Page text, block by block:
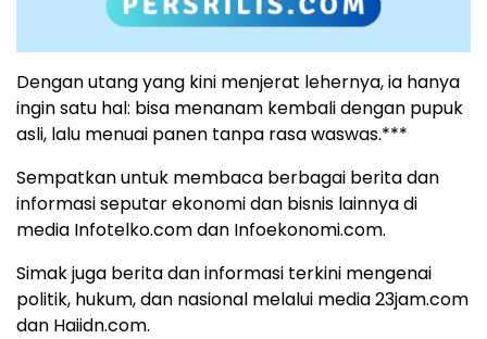
Dengan utang yang kini menjerat lehernya, ia hanya
ingin satu hal: bisa menanam kembali dengan pupuk
asli, lalu menuai panen tanpa rasa waswas.***
Sempatkan untuk membaca berbagai berita dan
informasi seputar ekonomi dan bisnis lainnya di
media Infotelko.com dan Infoekonomi.com.
Simak juga berita dan informasi terkini mengenai
politik, hukum, dan nasional melalui media 23jam.com
dan Haiidn.com.